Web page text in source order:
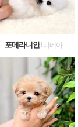
포메라니안l 니베아